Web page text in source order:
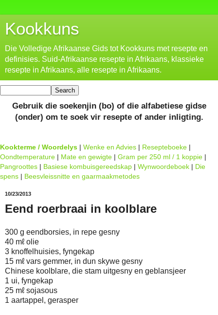
Kookkuns
Die Volledige Afrikaanse Gids tot Kookkuns met resepte en
definisies. Suid-Afrikaanse resepte in Afrikaans, klassieke
resepte in Afrikaans, alle resepte in Afrikaans.
Gebruik die soekenjin (bo) of die alfabetiese gidse
(onder) om te soek vir resepte of ander inligting.
Kookterme / Woordelys | Wenke en Advies | Resepteboeke |
Oondtemperature | Mate en gewigte | Gram per 250 ml / 1 koppie |
Pangroottes | Basiese kombuisgereedskap | Wynwoordeboek | Die
spens | Beesvleissnitte en gaarmaakmetodes
10/23/2013
Eend roerbraai in koolblare
300 g eendborsies, in repe gesny
40 mℓ olie
3 knoffelhuisies, fyngekap
15 mℓ vars gemmer, in dun skywe gesny
Chinese koolblare, die stam uitgesny en geblansjeer
1 ui, fyngekap
25 mℓ sojasous
1 aartappel, gerasper